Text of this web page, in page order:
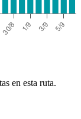
en esta ruta.